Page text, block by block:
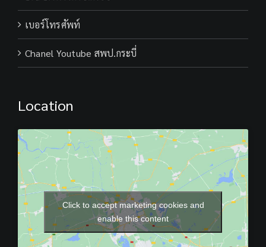
เบอร์โทรศัพท์
Chanel Youtube สพป.กระบี่
Location
Click to accept marketing cookies and
enable this content